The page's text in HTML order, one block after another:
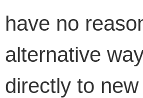
have no
alternative
directly to